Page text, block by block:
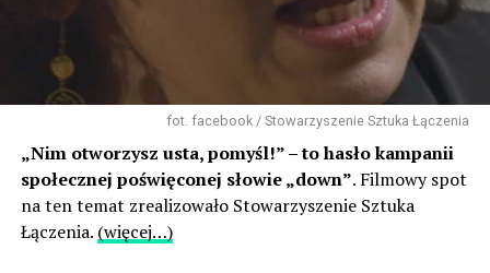
fot. facebook / Stowarzyszenie Sztuka Łączenia
„Nim otworzysz usta, pomyśl!” – to hasło kampanii
społecznej poświęconej słowie „down”. Filmowy spot
na ten temat zrealizowało Stowarzyszenie Sztuka
Łączenia. (więcej…)